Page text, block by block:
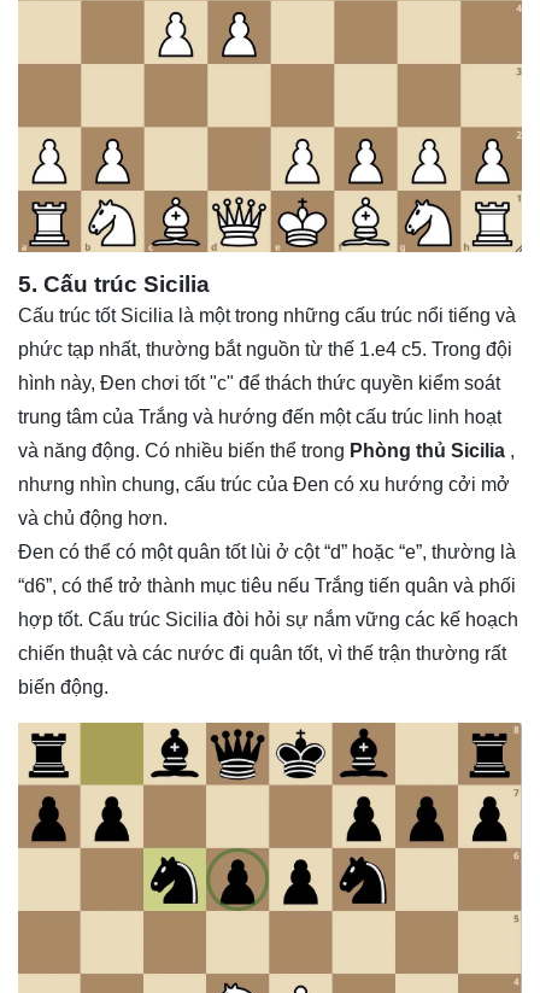
5. Cấu trúc Sicilia
Cấu trúc tốt Sicilia là một trong những cấu trúc nổi tiếng và
phức tạp nhất, thường bắt nguồn từ thế 1.e4 c5. Trong đội
hình này, Đen chơi tốt "c" để thách thức quyền kiểm soát
trung tâm của Trắng và hướng đến một cấu trúc linh hoạt
và năng động. Có nhiều biến thể trong Phòng thủ Sicilia ,
nhưng nhìn chung, cấu trúc của Đen có xu hướng cởi mở
và chủ động hơn.
Đen có thể có một quân tốt lùi ở cột “d” hoặc “e”, thường là
“d6”, có thể trở thành mục tiêu nếu Trắng tiến quân và phối
hợp tốt. Cấu trúc Sicilia đòi hỏi sự nắm vững các kế hoạch
chiến thuật và các nước đi quân tốt, vì thế trận thường rất
biến động.